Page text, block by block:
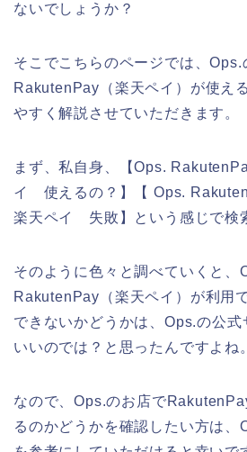
ないでしょうか？
そこでこちらのページでは、Ops.
RakutenPay（楽天ペイ）が使え
やすく解説させていただきます。
まず、私自身、【Ops.
イ 使えるの？】【 Ops.
楽天ペイ 失敗】という感じで検
そのように色々と調べていくと、
RakutenPay（楽天ペイ）が利用
できないかどうかは、Ops.の公
いいのでは？と思ったんですよね。
なので、Ops.のお店で
るのかどうかを確認したい方は、